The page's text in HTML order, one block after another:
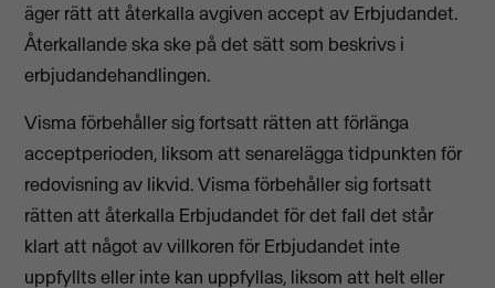
äger rätt att återkalla avgiven accept av Erbjudandet.
Återkallande ska ske på det sätt som beskrivs i
erbjudandehandlingen.
Visma förbehåller sig fortsatt rätten att förlänga
acceptperioden, liksom att senarelägga tidpunkten för
redovisning av likvid. Visma förbehåller sig fortsatt
rätten att återkalla Erbjudandet för det fall det står
klart att något av villkoren för Erbjudandet inte
uppfyllts eller inte kan uppfyllas, liksom att helt eller